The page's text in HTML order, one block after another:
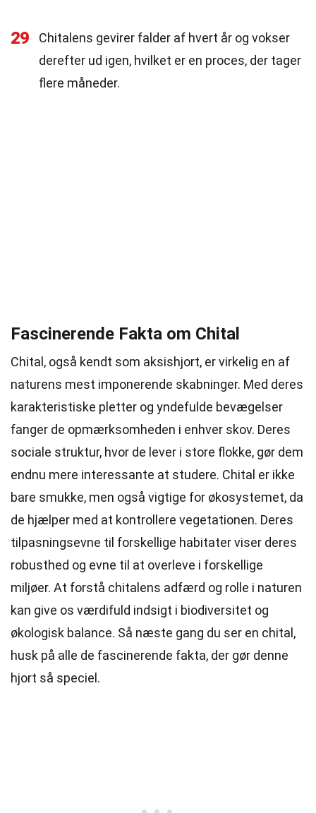
29
Chitalens gevirer falder af hvert år og vokser
derefter ud igen, hvilket er en proces, der tager
flere måneder.
Fascinerende Fakta om Chital
Chital, også kendt som aksishjort, er virkelig en af
naturens mest imponerende skabninger. Med deres
karakteristiske pletter og yndefulde bevægelser
fanger de opmærksomheden i enhver skov. Deres
sociale struktur, hvor de lever i store flokke, gør dem
endnu mere interessante at studere. Chital er ikke
bare smukke, men også vigtige for økosystemet, da
de hjælper med at kontrollere vegetationen. Deres
tilpasningsevne til forskellige habitater viser deres
robusthed og evne til at overleve i forskellige
miljøer. At forstå chitalens adfærd og rolle i naturen
kan give os værdifuld indsigt i biodiversitet og
økologisk balance. Så næste gang du ser en chital,
husk på alle de fascinerende fakta, der gør denne
hjort så speciel.